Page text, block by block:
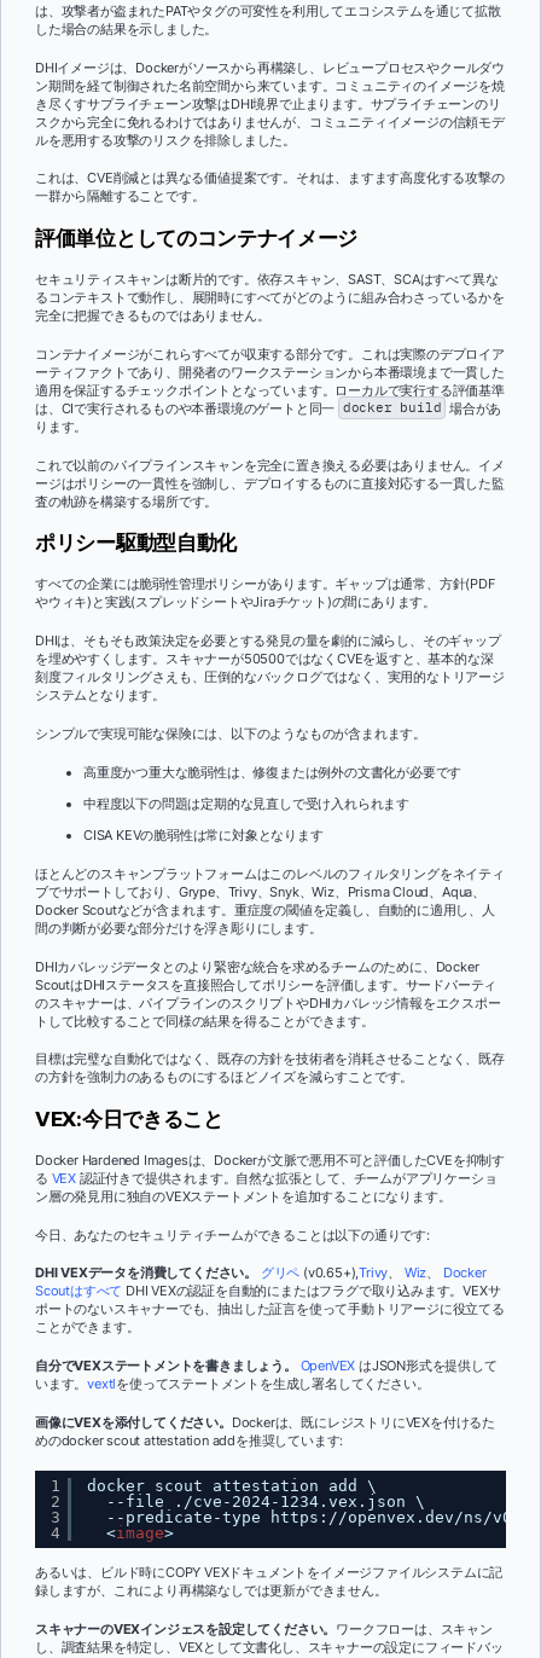
は、攻撃者が盗まれたPATやタグの可変性を利用してエコシステムを通じて拡散
した場合の結果を示しました。
DHIイメージは、Dockerがソースから再構築し、レビュープロセスやクールダウ
ン期間を経て制御された名前空間から来ています。コミュニティのイメージを焼
き尽くすサプライチェーン攻撃はDHI境界で止まります。サプライチェーンのリ
スクから完全に免れるわけではありませんが、コミュニティイメージの信頼モデ
ルを悪用する攻撃のリスクを排除しました。
これは、CVE削減とは異なる価値提案です。それは、ますます高度化する攻撃の
一群から隔離することです。
評価単位としてのコンテナイメージ
セキュリティスキャンは断片的です。依存スキャン、SAST、SCAはすべて異な
るコンテキストで動作し、展開時にすべてがどのように組み合わさっているかを
完全に把握できるものではありません。
コンテナイメージがこれらすべてが収束する部分です。これは実際のデプロイア
ーティファクトであり、開発者のワークステーションから本番環境まで一貫した
適用を保証するチェックポイントとなっています。ローカルで実行する評価基準
は、CIで実行されるものや本番環境のゲートと同一 docker build 場合があ
ります。
これで以前のパイプラインスキャンを完全に置き換える必要はありません。イメ
ージはポリシーの一貫性を強制し、デプロイするものに直接対応する一貫した監
査の軌跡を構築する場所です。
ポリシー駆動型自動化
すべての企業には脆弱性管理ポリシーがあります。ギャップは通常、方針(PDF
やウィキ)と実践(スプレッドシートやJiraチケット)の間にあります。
DHIは、そもそも政策決定を必要とする発見の量を劇的に減らし、そのギャップ
を埋めやすくします。スキャナーが50500ではなくCVEを返すと、基本的な深
刻度フィルタリングさえも、圧倒的なバックログではなく、実用的なトリアージ
システムとなります。
シンプルで実現可能な保険には、以下のようなものが含まれます。
高重度かつ重大な脆弱性は、修復または例外の文書化が必要です
中程度以下の問題は定期的な見直しで受け入れられます
CISA KEVの脆弱性は常に対象となります
ほとんどのスキャンプラットフォームはこのレベルのフィルタリングをネイティ
ブでサポートしており、Grype、Trivy、Snyk、Wiz、Prisma Cloud、Aqua、
Docker Scoutなどが含まれます。重症度の閾値を定義し、自動的に適用し、人
間の判断が必要な部分だけを浮き彫りにします。
DHIカバレッジデータとのより緊密な統合を求めるチームのために、Docker
ScoutはDHIステータスを直接照合してポリシーを評価します。サードパーティ
のスキャナーは、パイプラインのスクリプトやDHIカバレッジ情報をエクスポー
トして比較することで同様の結果を得ることができます。
目標は完璧な自動化ではなく、既存の方針を技術者を消耗させることなく、既存
の方針を強制力のあるものにするほどノイズを減らすことです。
VEX:今日できること
Docker Hardened Imagesは、Dockerが文脈で悪用不可と評価したCVEを抑制す
る VEX 認証付きで提供されます。自然な拡張として、チームがアプリケーショ
ン層の発見用に独自のVEXステートメントを追加することになります。
今日、あなたのセキュリティチームができることは以下の通りです:
DHI VEXデータを消費してください。 グリペ (v0.65+),Trivy、 Wiz、 Docker
Scoutはすべて DHI VEXの認証を自動的にまたはフラグで取り込みます。VEXサ
ポートのないスキャナーでも、抽出した証言を使って手動トリアージに役立てる
ことができます。
自分でVEXステートメントを書きましょう。 OpenVEX はJSON形式を提供して
います。vextlを使ってステートメントを生成し署名してください。
画像にVEXを添付してください。 Dockerは、既にレジストリにVEXを付けるた
めのdocker scout attestation addを推奨しています:
1
2
3
4
docker scout attestation add \
--file ./cve-2024-1234.vex.json \
--predicate-type
https://openvex.dev/ns/
<image>
あるいは、ビルド時にCOPY VEXドキュメントをイメージファイルシステムに記
録しますが、これにより再構築なしでは更新ができません。
スキャナーのVEXインジェスを設定してください。 ワークフローは、スキャン
し、調査結果を特定し、VEXとして文書化し、スキャナーの設定にフィードバッ